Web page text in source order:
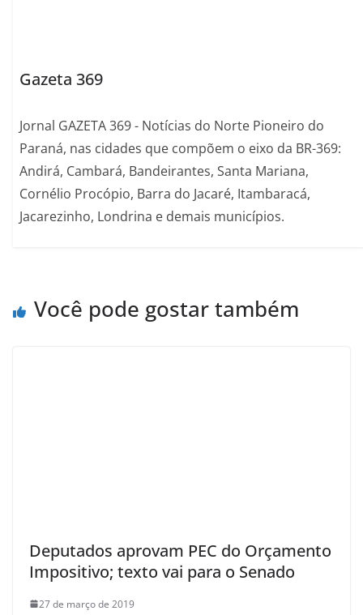
Gazeta 369
Jornal GAZETA 369 - Notícias do Norte Pioneiro do
Paraná, nas cidades que compõem o eixo da BR-369:
Andirá, Cambará, Bandeirantes, Santa Mariana,
Cornélio Procópio, Barra do Jacaré, Itambaracá,
Jacarezinho, Londrina e demais municípios.
Você pode gostar também
Deputados aprovam PEC do Orçamento
Impositivo; texto vai para o Senado
27 de março de 2019